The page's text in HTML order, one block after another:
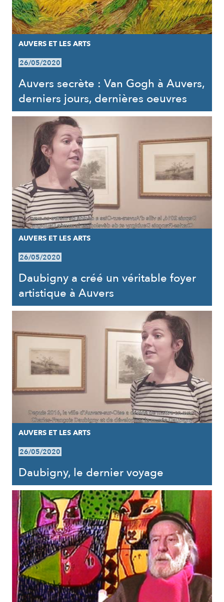
AUVERS ET LES ARTS
26/05/2020
Auvers secrète : Van Gogh à Auvers,
derniers jours, dernières oeuvres
AUVERS ET LES ARTS
26/05/2020
Daubigny a créé un véritable foyer
artistique à Auvers
AUVERS ET LES ARTS
26/05/2020
Daubigny, le dernier voyage